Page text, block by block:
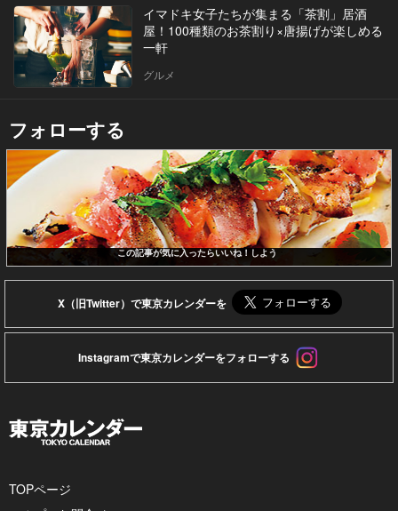
イマドキ女子たちが集まる「茶割」居酒
屋！100種類のお茶割り×唐揚げが楽しめる
一軒
グルメ
フォローする
この記事が気に入ったらいいね！しよう
X（旧Twitter）で東京カレンダーを
Instagramで東京カレンダーをフォローする
TOPページ